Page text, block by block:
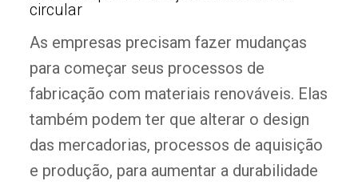
circular
As empresas precisam fazer mudanças
para começar seus processos de
fabricação com materiais renováveis. Elas
também podem ter que alterar o design
das mercadorias, processos de aquisição
e produção, para aumentar a durabilidade